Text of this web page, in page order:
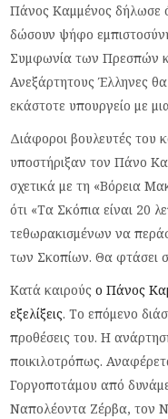
Πάνος Καμμένος δήλωσε
δώσουν ψήφο
Συμφωνία των Πρεσπών
Ανεξάρτητους Έλληνες
εκάστοτε υπουργείο με
Διάφοροι βουλευτές του
υποστήριξαν τον Πάνο
σχετικά με τη «Βόρεια
ότι «Τα Σκόπια είναι 20
τεθωρακισμένων να
των Σκοπίων. Θα φτάσει
Κατά καιρούςο Πάνος
εξελίξεις. Το επόμενο
προθέσεις του. Η
ποικιλοτρόπως.
Γοργοποτάμου από
Ναπολέοντα Ζέρβα, τον